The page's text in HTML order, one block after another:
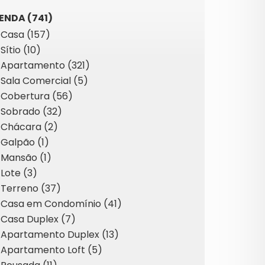
(741)
Casa (157)
Sítio (10)
Apartamento (321)
Sala Comercial (5)
Cobertura (56)
Sobrado (32)
Chácara (2)
Galpão (1)
Mansão (1)
Lote (3)
Terreno (37)
Casa em Condomínio (41)
Casa Duplex (7)
Apartamento Duplex (13)
Apartamento Loft (5)